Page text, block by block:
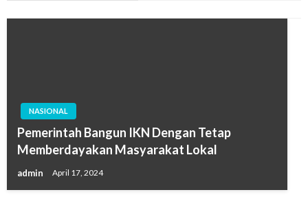
NASIONAL
Pemerintah Bangun IKN Dengan Tetap
Memberdayakan Masyarakat Lokal
admin April 17, 2024